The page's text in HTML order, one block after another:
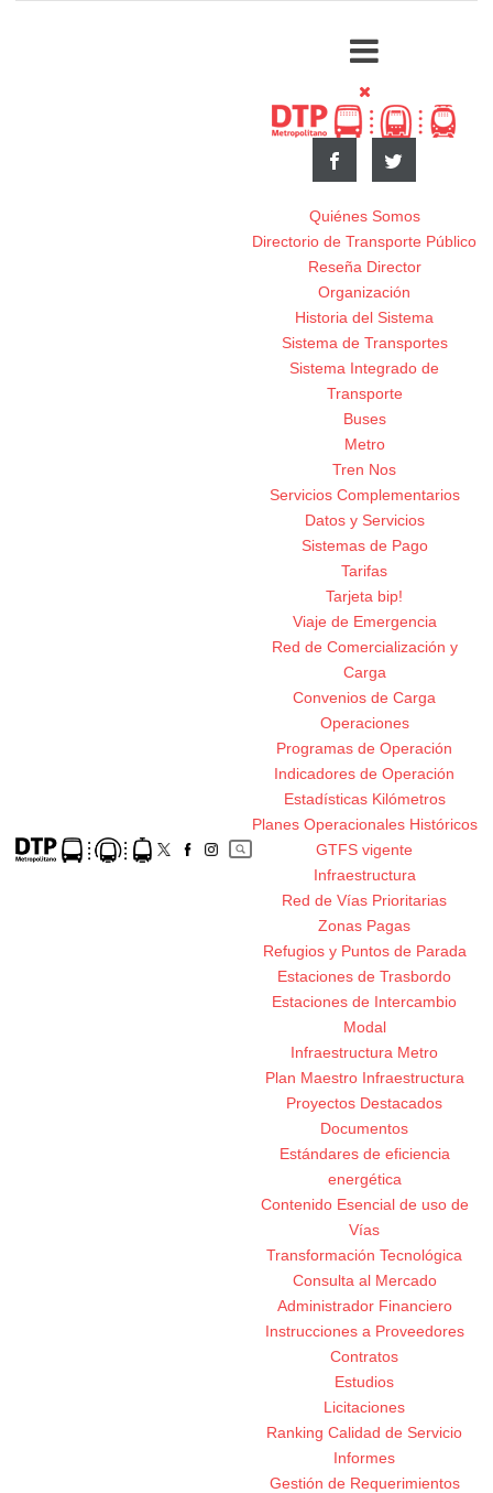
Quiénes Somos
Directorio de Transporte Público
Reseña Director
Organización
Historia del Sistema
Sistema de Transportes
Sistema Integrado de
Transporte
Buses
Metro
Tren Nos
Servicios Complementarios
Datos y Servicios
Sistemas de Pago
Tarifas
Tarjeta bip!
Viaje de Emergencia
Red de Comercialización y
Carga
Convenios de Carga
Operaciones
Programas de Operación
Indicadores de Operación
Estadísticas Kilómetros
Planes Operacionales Históricos
GTFS vigente
Infraestructura
Red de Vías Prioritarias
Zonas Pagas
Refugios y Puntos de Parada
Estaciones de Trasbordo
Estaciones de Intercambio
Modal
Infraestructura Metro
Plan Maestro Infraestructura
Proyectos Destacados
Documentos
Estándares de eficiencia
energética
Contenido Esencial de uso de
Vías
Transformación Tecnológica
Consulta al Mercado
Administrador Financiero
Instrucciones a Proveedores
Contratos
Estudios
Licitaciones
Ranking Calidad de Servicio
Informes
Gestión de Requerimientos